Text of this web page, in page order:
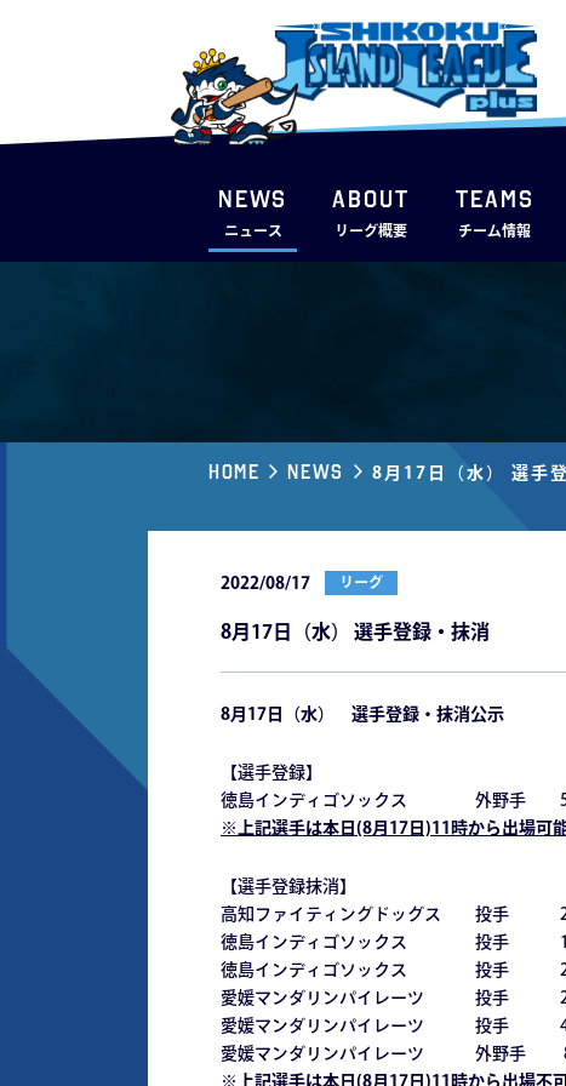
NEWS
ニュース
ABOUT
リーグ概要
TEAMS
チーム情報
Home News 8月17日（水） 選手
2022/08/17 リーグ
8月17日（水） 選手登録・抹消
8月17日（水） 選手登録・抹消公示
【選手登録】
徳島インディゴソックス 外野手
※
上記選手は本日(8月17日)11時から出場可
【選手登録抹消】
高知ファイティングドッグス 投
徳島インディゴソックス 投手
徳島インディゴソックス 投手
愛媛マンダリンパイレーツ 投手
愛媛マンダリンパイレーツ 投手
愛媛マンダリンパイレーツ 外野
※上記選手は本日(8月17日)11時から出場不可